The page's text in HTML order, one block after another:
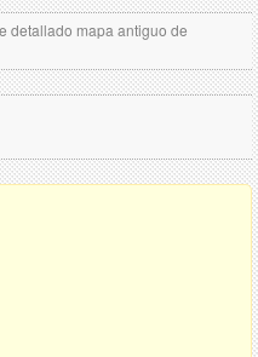
detallado mapa antiguo de